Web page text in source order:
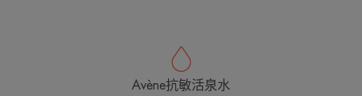
Avène抗敏活泉水